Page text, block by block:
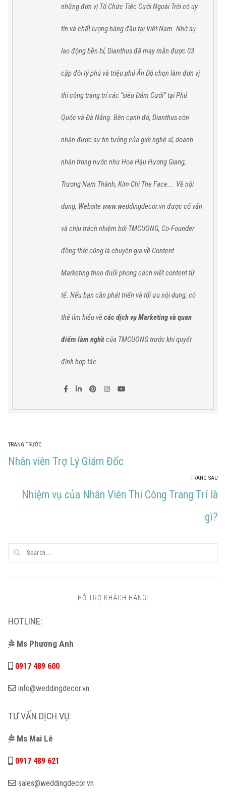
những đơn vị Tổ Chức Tiệc Cưới Ngoài Trời có uy
tín và chất lượng hàng đầu tại Việt Nam. Nhờ sự
lao động bền bỉ, Dianthusđãmay mắn được 03
cặp đôi tỷ phú và triệu phú Ấn Độ chọn làm đơn vị
thi công trang trí các “siêu Đám Cưới” tạiPhú
Quốc và Đà Nẵng. Bên cạnh đó, Dianthuscòn
nhận được sự tin tưởng của giới nghệ sĩ, doanh
nhân trong nước như Hoa Hậu Hương Giang,
Trương Nam Thành, Kim Chi The Face... Về nội
dung, Website www.weddingdecor.vn được cố vấn
và chịu trách nhiệm bởi TMCUONG, Co-Founder
đồng thời cũng là chuyên gia về Content
Marketing theo đuổi phong cách viết content tử
tế. Nếu bạn cần phát triển và tối ưu nội dung, có
thể tìm hiểu về các dịch vụ Marketing và quan
điểm làm nghềcủa TMCUONG trước khi quyết
định hợp tác.
TRANG TRƯỚC
Nhân viên Trợ Lý Giám Đốc
TRANG SAU
Nhiệm vụ của Nhân Viên Thi Công Trang Trí là
gì?
HỖ TRỢ KHÁCH HÀNG:
HOTLINE:
Ms Phương Anh
0917 489 600
info@weddingdecor.vn
TƯ VẤN DỊCH VỤ:
Ms Mai Lê
0917 489 621
sales@weddingdecor.vn